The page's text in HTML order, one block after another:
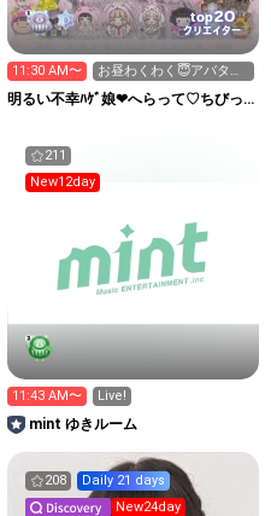
top20
クリエイター
11:30 AM〜
お昼わくわく😇アバター
もらってね🎀
明るい不幸ﾊｹﾞ娘❤へらって♡ちびっ
211
New12day
11:43 AM〜 Live!
mint ゆきルーム
208
Daily 21 days
New24day